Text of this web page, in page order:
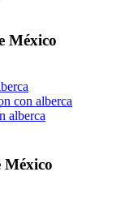
México
con alberca
alberca
México